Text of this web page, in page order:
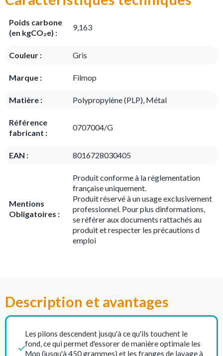
Poids carbone
(en kgCO₂e) :
9,163
Couleur : Gris
Marque : Filmop
Matière : Polypropylène (PLP), Métal
Référence
fabricant :
0707004/G
EAN : 8016728030405
Mentions
Obligatoires :
Produit conforme à la réglementation
française uniquement.
Produit réservé à un usage exclusivement
professionnel. Pour plus dinformations,
se référer aux documents rattachés au
produit et respecter les précautions d
emploi
Description et avantages
Les pilons descendent jusqu'à ce qu'ils touchent le
fond, ce qui permet d'essorer de manière optimale les
Mop (jusqu'à 450 grammes) et les franges de lavage à